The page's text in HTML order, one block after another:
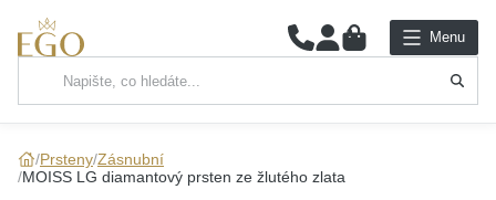
0 Menu
Hlavní kategorie
Prsteny Zásnubní
MOISS LG diamantový prsten ze žlutého zlata